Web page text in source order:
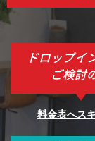
ドロップイ
ご検討
料金表へス